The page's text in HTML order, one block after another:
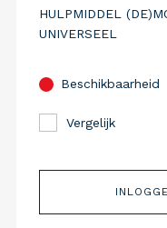
HULPMIDDEL
UNIVERSEEL
Beschikbaarheid
Vergelijk